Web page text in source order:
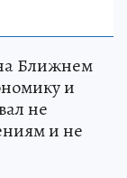
Ближнем
и
не
и не